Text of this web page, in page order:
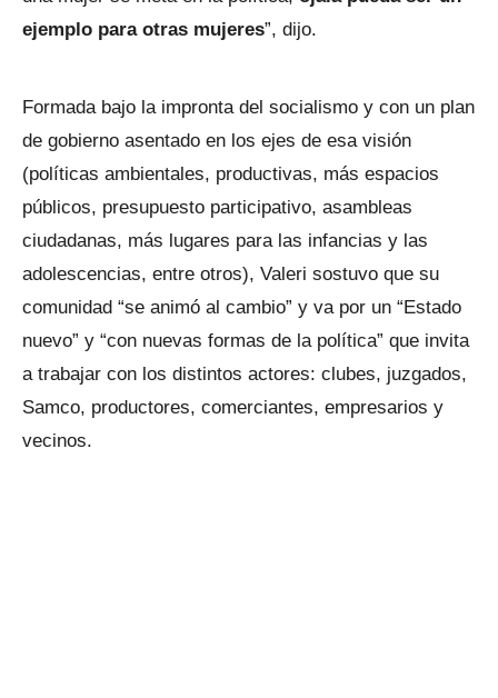
ejemplo para otras mujeres”, dijo.
Formada bajo la impronta del socialismo y con un plan
de gobierno asentado en los ejes de esa visión
(políticas ambientales, productivas, más espacios
públicos, presupuesto participativo, asambleas
ciudadanas, más lugares para las infancias y las
adolescencias, entre otros), Valeri sostuvo que su
comunidad “se animó al cambio” y va por un “Estado
nuevo” y “con nuevas formas de la política” que invita
a trabajar con los distintos actores: clubes, juzgados,
Samco, productores, comerciantes, empresarios y
vecinos.